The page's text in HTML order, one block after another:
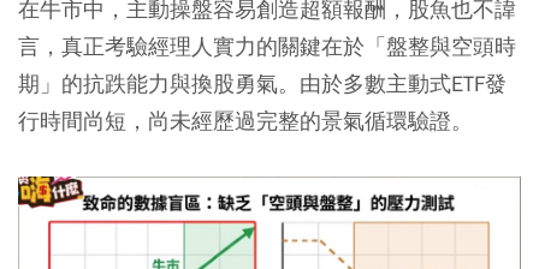
在牛市中，主動操盤容易創造超額報酬，股魚也不諱
言，真正考驗經理人實力的關鍵在於「盤整與空頭時
期」的抗跌能力與換股勇氣。由於多數主動式ETF發
行時間尚短，尚未經歷過完整的景氣循環驗證。